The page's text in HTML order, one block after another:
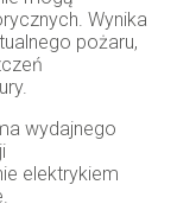
Wynika
pożaru,
wydajnego
elektrykiem